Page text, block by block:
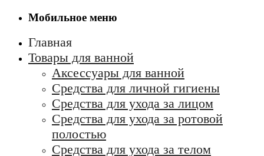
Мобильное меню
Главная
Товары для ванной
Аксессуары для ванной
Средства для личной гигиены
Средства для ухода за лицом
Средства для ухода за ротовой
полостью
Средства для ухода за телом